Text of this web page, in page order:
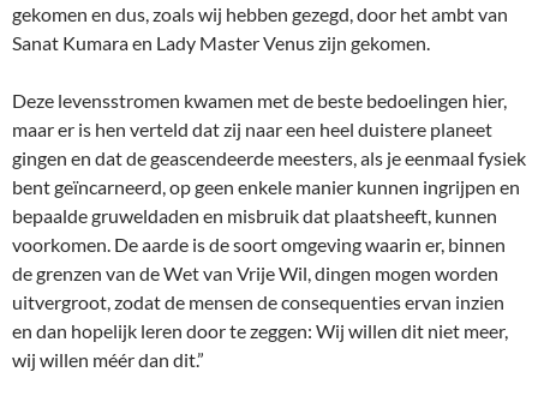
gekomen en dus, zoals wij hebben gezegd, door het ambt van
Sanat Kumara en Lady Master Venus zijn gekomen.
Deze levensstromen kwamen met de beste bedoelingen hier,
maar er is hen verteld dat zij naar een heel duistere planeet
gingen en dat de geascendeerde meesters, als je eenmaal fysiek
bent geïncarneerd, op geen enkele manier kunnen ingrijpen en
bepaalde gruweldaden en misbruik dat plaatsheeft, kunnen
voorkomen. De aarde is de soort omgeving waarin er, binnen
de grenzen van de Wet van Vrije Wil, dingen mogen worden
uitvergroot, zodat de mensen de consequenties ervan inzien
en dan hopelijk leren door te zeggen: Wij willen dit niet meer,
wij willen méér dan dit.”